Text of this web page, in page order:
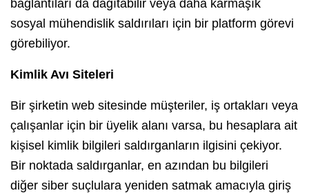
bağlantıları da dağıtabilir veya daha karmaşık
sosyal mühendislik saldırıları için bir platform görevi
görebiliyor.
Kimlik Avı Siteleri
Bir şirketin web sitesinde müşteriler, iş ortakları veya
çalışanlar için bir üyelik alanı varsa, bu hesaplara ait
kişisel kimlik bilgileri saldırganların ilgisini çekiyor.
Bir noktada saldırganlar, en azından bu bilgileri
diğer siber suçlulara yeniden satmak amacıyla giriş